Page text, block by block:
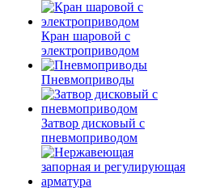
Кран шаровой с
электроприводом
Пневмоприводы
Затвор дисковый с
пневмоприводом